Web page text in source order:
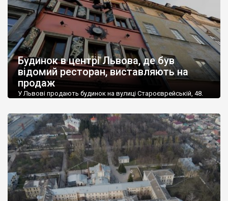
Будинок в центрі Львова, де був
відомий ресторан, виставляють на
продаж
У Львові продають будинок на вулиці Староєврейській, 48.
оцінюють в майже 20 млн грн (700 тис. доларів). Оголошення
про продаж з’явилося на сайті OLX 2 лютого. «Продається
будинок по вулиці Староєврейська 48, в самому центрі
Львова, пішохідна зона, під будь-який вид діяльності.
Загальна площа – 280 метрів […]